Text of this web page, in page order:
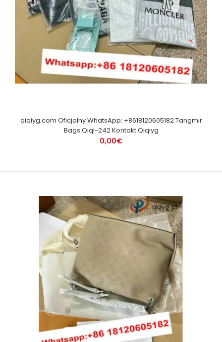
qiqiyg.com Oficjalny WhatsApp: +8618120605182 Tangmir
Bags Qiqi-242 Kontakt Qiqiyg
0,00€